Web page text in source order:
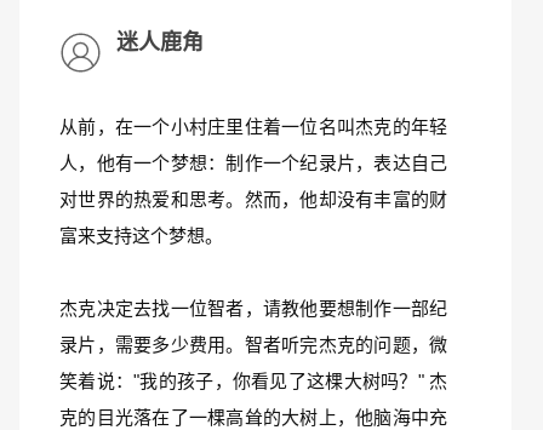
迷人鹿角
从前，在一个小村庄里住着一位名叫杰克的年轻
人，他有一个梦想：制作一个纪录片，表达自己
对世界的热爱和思考。然而，他却没有丰富的财
富来支持这个梦想。
杰克决定去找一位智者，请教他要想制作一部纪
录片，需要多少费用。智者听完杰克的问题，微
笑着说："我的孩子，你看见了这棵大树吗？" 杰
克的目光落在了一棵高耸的大树上，他脑海中充